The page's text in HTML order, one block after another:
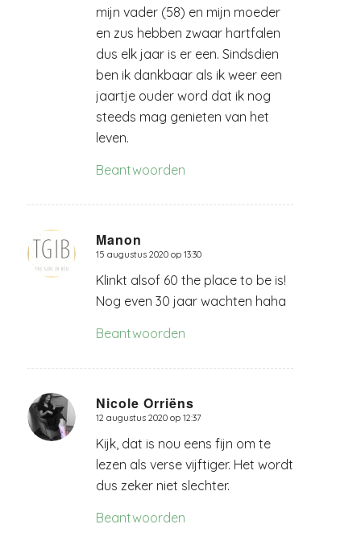
mijn vader (58) en mijn moeder
en zus hebben zwaar hartfalen
dus elk jaar is er een. Sindsdien
ben ik dankbaar als ik weer een
jaartje ouder word dat ik nog
steeds mag genieten van het
leven.
Beantwoorden
Manon
zegt:
15 augustus 2020 op 13:30
Klinkt alsof 60 the place to be is!
Nog even 30 jaar wachten haha
Beantwoorden
Nicole Orriëns
zegt:
12 augustus 2020 op 12:37
Kijk, dat is nou eens fijn om te
lezen als verse vijftiger. Het wordt
dus zeker niet slechter.
Beantwoorden